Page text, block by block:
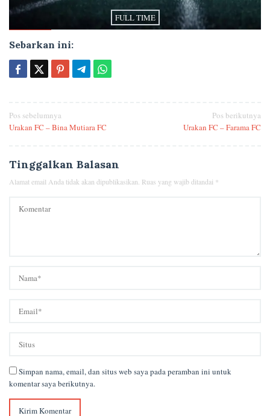
FULL TIME
Sebarkan ini:
Navigasi
pos
Pos sebelumnya
Urakan FC – Bina Mutiara FC
Pos berikutnya
Urakan FC – Farama FC
Tinggalkan Balasan
Alamat email Anda tidak akan dipublikasikan. Ruas yang wajib ditandai *
Simpan nama, email, dan situs web saya pada peramban ini untuk
komentar saya berikutnya.